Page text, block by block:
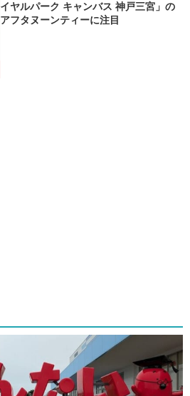
イヤルパーク キャンバス 神戸三宮」の
アフタヌーンティーに注目